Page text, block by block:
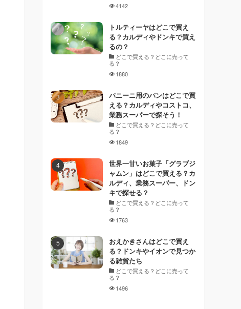
4142
トルティーヤはどこで買え
る？カルディやドンキで買え
るの？
どこで買える？どこに売って
る？
1880
パニーニ用のパンはどこで買
える？カルディやコストコ、
業務スーパーで探そう！
どこで買える？どこに売って
る？
1849
世界一甘いお菓子「グラブジ
ャムン」はどこで買える？カ
ルディ、業務スーパー、ドン
キで探せる？
どこで買える？どこに売って
る？
1763
おえかきさんはどこで買え
る？ドンキやイオンで見つか
る雑貨たち
どこで買える？どこに売って
る？
1496